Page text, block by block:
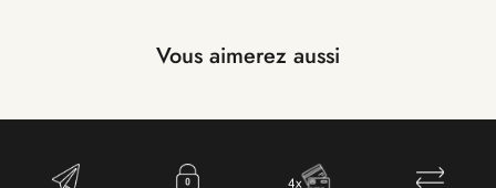
Vous aimerez aussi